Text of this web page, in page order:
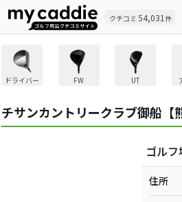
クチコミ 54,031 件
ドライバー FW UT
チサンカントリークラブ御船【
ゴル
住所